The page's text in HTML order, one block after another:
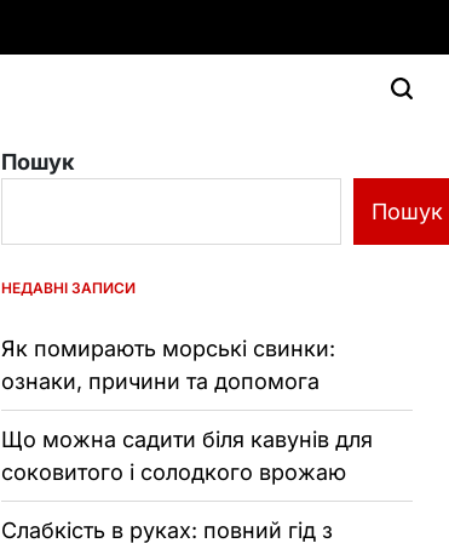
Пошук
Пошук
НЕДАВНІ ЗАПИСИ
Як помирають морські свинки:
ознаки, причини та допомога
Що можна садити біля кавунів для
соковитого і солодкого врожаю
Слабкість в руках: повний гід з